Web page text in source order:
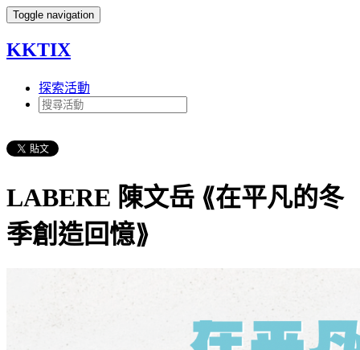
Toggle navigation
KKTIX
探索活動
LABERE 陳文岳 ⟪在平凡的冬
季創造回憶⟫